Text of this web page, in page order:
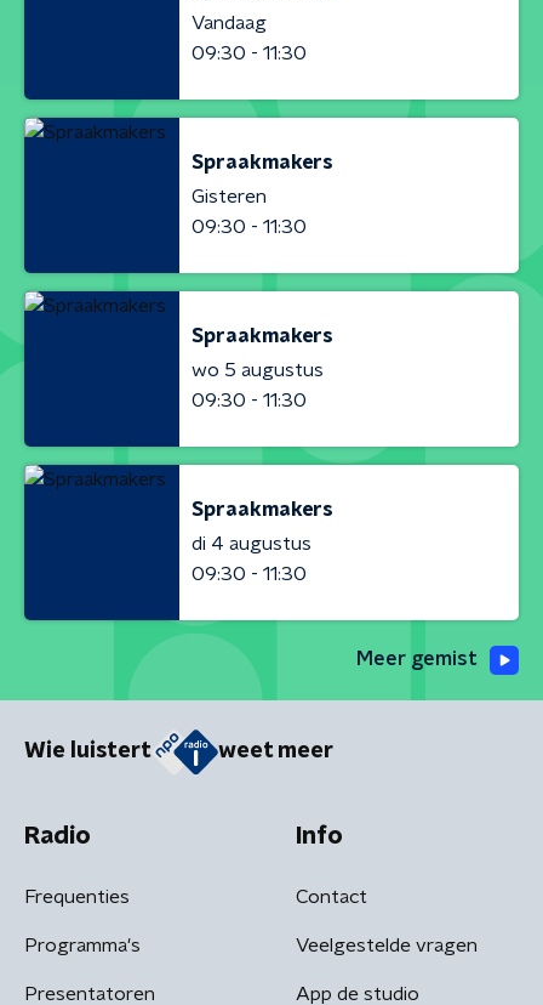
Vandaag
09:30 - 11:30
Spraakmakers
Gisteren
09:30 - 11:30
Spraakmakers
wo 5 augustus
09:30 - 11:30
Spraakmakers
di 4 augustus
09:30 - 11:30
Meer gemist
Wie luistert weet meer
Radio
Frequenties
Programma's
Presentatoren
Info
Contact
Veelgestelde vragen
App de studio